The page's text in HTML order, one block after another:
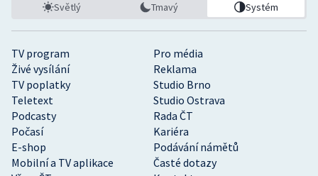
TV program
Pro média
Živé vysílání
Reklama
TV poplatky
Studio Brno
Teletext
Studio Ostrava
Podcasty
Rada ČT
Počasí
Kariéra
E-shop
Podávání námětů
Mobilní a TV aplikace
Časté dotazy
Světlý Tmavý Systém